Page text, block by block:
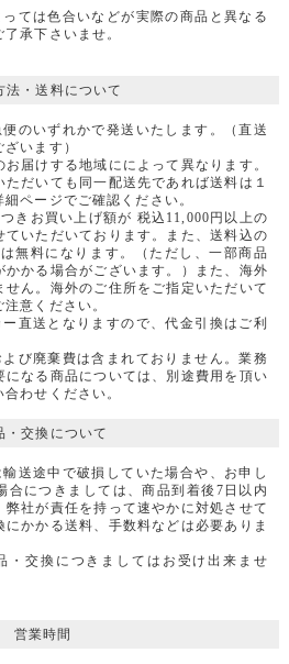
ては色合いなどが実際の商品と異なる
承下さいませ。
法・送料について
のいずれかで発送いたします。（直送
います）
届けする地域にによって異なります。
だいても同一配送先であれば送料は１
ページでご確認ください。
きお買い上げ額が 税込11,000円以上の
ていただいております。また、送料込の
無料になります。（ただし、一部商品
かる場合がございます。）また、海外
ん。海外のご住所をご指定いただいて
意ください。
直送となりますので、代金引換はご利
び廃棄費は含まれておりません。業務
になる商品については、別途費用を頂い
わせください。
・交換について
送途中で破損していた場合や、お申し
合につきましては、商品到着後7日以内
社が責任を持って速やかに対処させて
かかる送料、手数料などは必要ありま
・交換につきましてはお受け出来ませ
営業時間